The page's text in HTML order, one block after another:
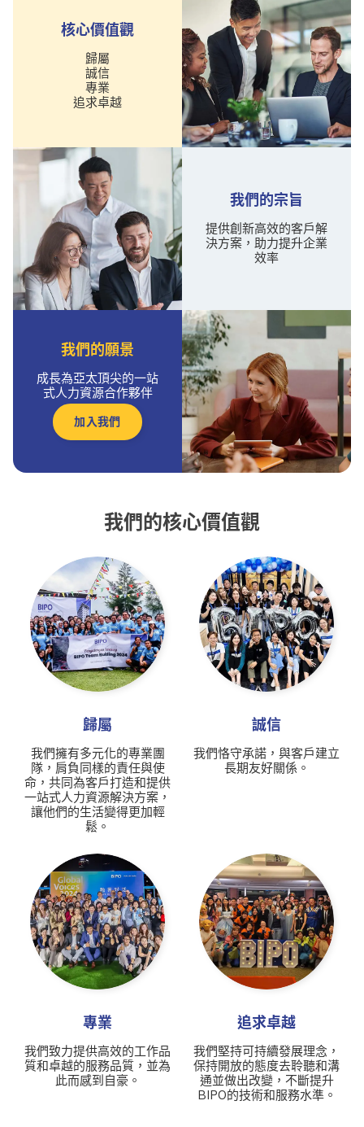
核心價值觀
歸屬
誠信
專業
追求卓越
我們的宗旨
提供創新高效的客戶解
決方案，助力提升企業
效率
我們的願景
成長為亞太頂尖的一站
式人力資源合作夥伴
加入我們
我們的核心價值觀
歸屬
我們擁有多元化的專業團
隊，肩負同樣的責任與使
命，共同為客戶打造和提供
一站式人力資源解決方案，
讓他們的生活變得更加輕
鬆。
誠信
我們恪守承諾，與客戶建立
長期友好關係。
專業
我們致力提供高效的工作品
質和卓越的服務品質，並為
此而感到自豪。
追求卓越
我們堅持可持續發展理念，
保持開放的態度去聆聽和溝
通並做出改變，不斷提升
BIPO的技術和服務水準。